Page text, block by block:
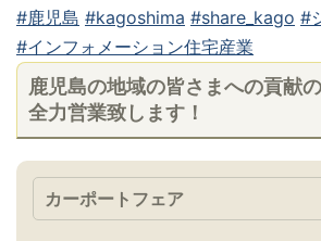
#鹿児島 #kagoshima #share_kago #
#インフォメーション住宅産業
鹿児島の地域の皆さまへの貢献
全力営業致します！
カーポートフェア